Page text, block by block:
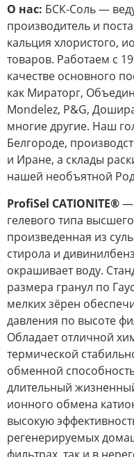
О нас: БСК-Соль —
производитель и
кальция хлористого,
товаров. Работаем с
качестве основного
как Мираторг,
Mondelez, P&G,
многие другие. Наш
Белгороде,
и Иране, а склады
нашей необъятной
ProfiSel CATIONITE®—
гелевого типа
произведенная из
стирола и
окрашивает воду.
размера гранул по
мелких зёрен
давления по высоте
Обладает отличной
термической
обменной
длительный
ионного обмена
высокую
регенерируемых
фильтрах, так и в